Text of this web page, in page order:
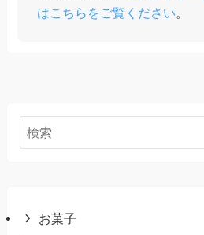
はこちらをご覧ください。
お菓子